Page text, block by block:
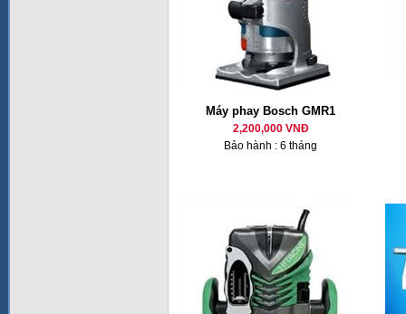
Máy phay Bosch GMR1
2,200,000 VNĐ
Bảo hành : 6 tháng